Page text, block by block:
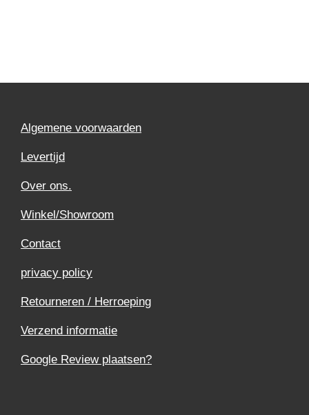
Algemene voorwaarden
Levertijd
Over ons.
Winkel/Showroom
Contact
privacy policy
Retourneren / Herroeping
Verzend informatie
Google Review plaatsen?